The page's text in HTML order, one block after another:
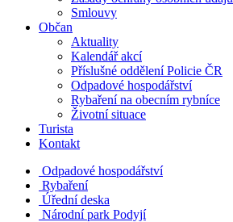
Smlouvy
Občan
Aktuality
Kalendář akcí
Příslušné oddělení Policie ČR
Odpadové hospodářství
Rybaření na obecním rybníce
Životní situace
Turista
Kontakt
Odpadové hospodářství
Rybaření
Úřední deska
Národní park Podyjí